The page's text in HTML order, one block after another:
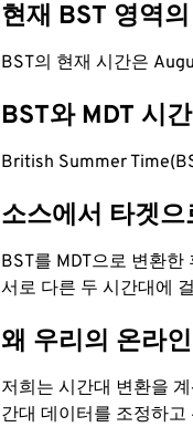
현재 BST 영역
BST의 현재 시간은
BST와 MDT 시
British Summer
소스에서 타겟으
BST를 MDT으로 변환
서로 다른 두 시간대에
왜 우리의 온라
저희는 시간대 변환을
간대 데이터를 조정하